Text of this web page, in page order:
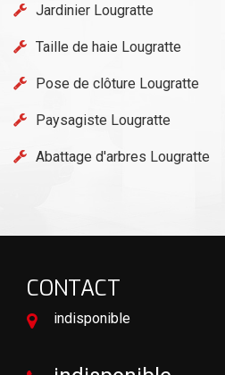
Jardinier Lougratte
Taille de haie Lougratte
Pose de clôture Lougratte
Paysagiste Lougratte
Abattage d'arbres Lougratte
CONTACT
indisponible